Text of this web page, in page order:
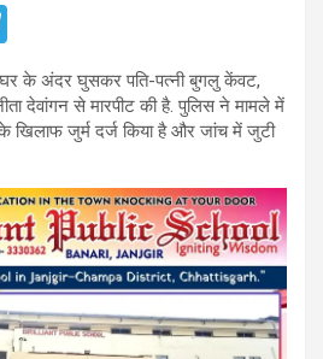
el
e
gr
a
m
के अंदर घुसकर पति-पत्नी बुगलु केंवट,
देवांगन से मारपीट की है. पुलिस ने मामले में
के खिलाफ जुर्म दर्ज किया है और जांच में जुटी